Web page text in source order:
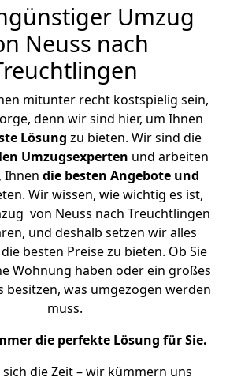
Umzug
Neuss nach
mitunter recht kostspielig sein,
denn wir sind hier, um Ihnen
Lösung zu bieten. Wir sind die
Umzugsexperten und arbeiten
Ihnen die besten Angebote und
Wir wissen, wie wichtig es ist,
von Neuss nach Treuchtlingen
und deshalb setzen wir alles
besten Preise zu bieten. Ob Sie
Wohnung haben oder ein großes
besitzen, was umgezogen werden
muss.
die perfekte Lösung für Sie.
sich die Zeit – wir kümmern uns